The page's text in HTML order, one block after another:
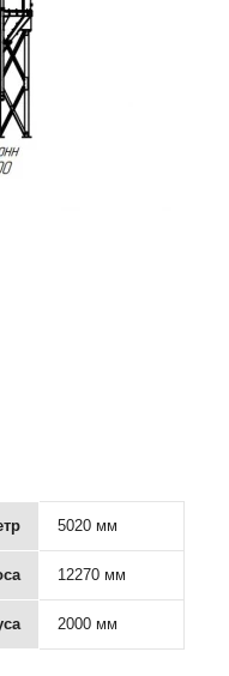
5020 мм
12270 мм
2000 мм